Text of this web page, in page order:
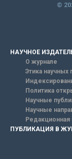
©
НАУЧНОЕ
О журнале
Этика научных
Политика
Научные
Научные
Редакционная
ПУБЛИКАЦИЯ В